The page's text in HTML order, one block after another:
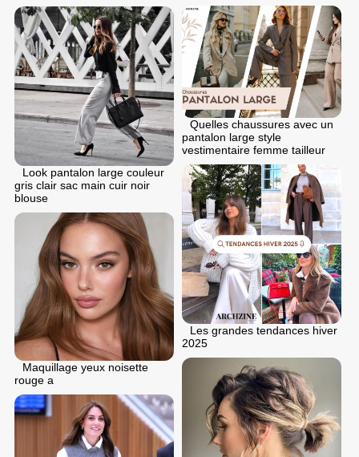
Quelles chaussures avec un
pantalon large style
vestimentaire femme tailleur
Look pantalon large couleur
gris clair sac main cuir noir
blouse
Les grandes tendances hiver
2025
Maquillage yeux noisette
rouge a